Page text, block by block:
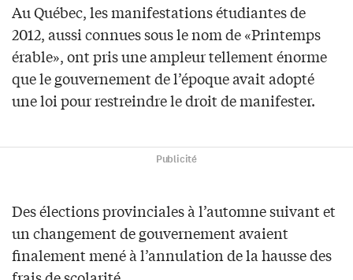
Au Québec, les manifestations étudiantes de
2012, aussi connues sous le nom de «Printemps
érable», ont pris une ampleur tellement énorme
que le gouvernement de l’époque avait adopté
une loi pour restreindre le droit de manifester.
Publicité
Des élections provinciales à l’automne suivant et
un changement de gouvernement avaient
finalement mené à l’annulation de la hausse des